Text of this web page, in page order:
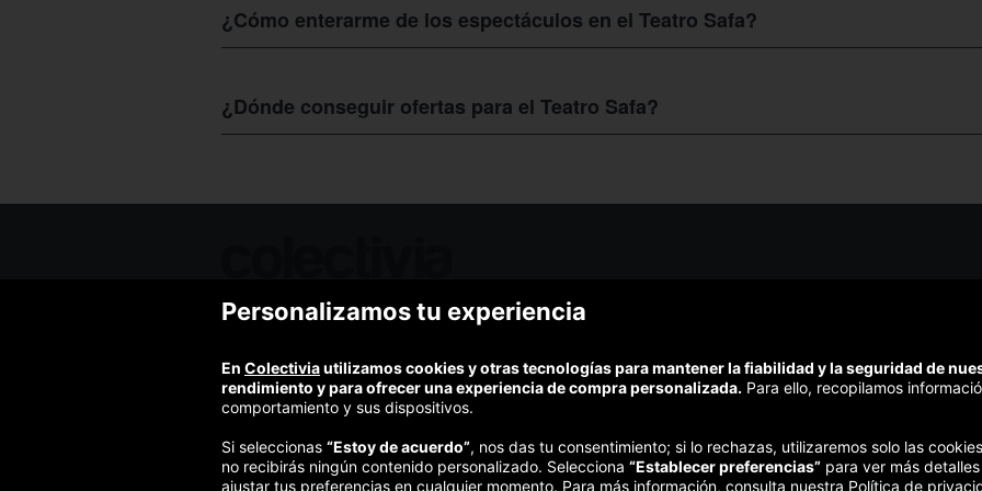
¿Cómo enterarme de los espectáculos en el Teatro Safa?
actualizada con todo lo relacionado a las diferentes obras y conciertos que se presentan en este reconocido
todos los que te interesen.
¿Dónde conseguir ofertas para el Teatro Safa?
este centro para que asistas a sus presentaciones.
Ofertas de hoy
Términos y condiciones
Política de privacidad y aviso legal
Política de cookies
¿Cómo funciona Colectivia?
Trabaja con nosotros
Estudio turismo de verano 2020
(Te
Personalizamos tu experiencia
En Colectiviautilizamos cookies y otras tecnologías para mantener la fiabilidad y la seguridad de
rendimiento y para ofrecer una experiencia de compra personalizada. Para ello, recopilamos
comportamiento y sus dispositivos.
Si seleccionas “Estoy de acuerdo”, nos das tu consentimiento; si lo rechazas, utilizaremos solo las
no recibirás ningún contenido personalizado. Selecciona “Establecer preferencias” para ver más
ajustar tus preferencias en cualquier momento. Para más información, consulta nuestra Política de